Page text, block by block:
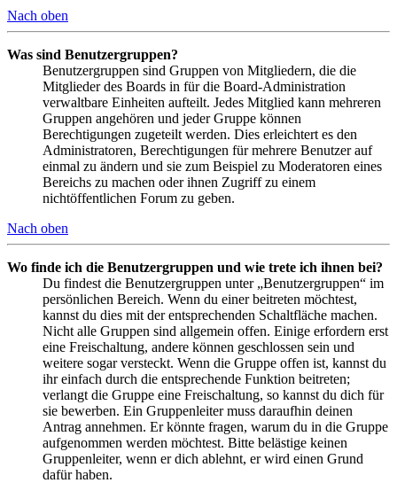
Nach oben
Was sind Benutzergruppen?
Benutzergruppen sind Gruppen von Mitgliedern, die die
Mitglieder des Boards in für die Board-Administration
verwaltbare Einheiten aufteilt. Jedes Mitglied kann mehreren
Gruppen angehören und jeder Gruppe können
Berechtigungen zugeteilt werden. Dies erleichtert es den
Administratoren, Berechtigungen für mehrere Benutzer auf
einmal zu ändern und sie zum Beispiel zu Moderatoren eines
Bereichs zu machen oder ihnen Zugriff zu einem
nichtöffentlichen Forum zu geben.
Nach oben
Wo finde ich die Benutzergruppen und wie trete ich ihnen bei?
Du findest die Benutzergruppen unter „Benutzergruppen“ im
persönlichen Bereich. Wenn du einer beitreten möchtest,
kannst du dies mit der entsprechenden Schaltfläche machen.
Nicht alle Gruppen sind allgemein offen. Einige erfordern erst
eine Freischaltung, andere können geschlossen sein und
weitere sogar versteckt. Wenn die Gruppe offen ist, kannst du
ihr einfach durch die entsprechende Funktion beitreten;
verlangt die Gruppe eine Freischaltung, so kannst du dich für
sie bewerben. Ein Gruppenleiter muss daraufhin deinen
Antrag annehmen. Er könnte fragen, warum du in die Gruppe
aufgenommen werden möchtest. Bitte belästige keinen
Gruppenleiter, wenn er dich ablehnt, er wird einen Grund
dafür haben.